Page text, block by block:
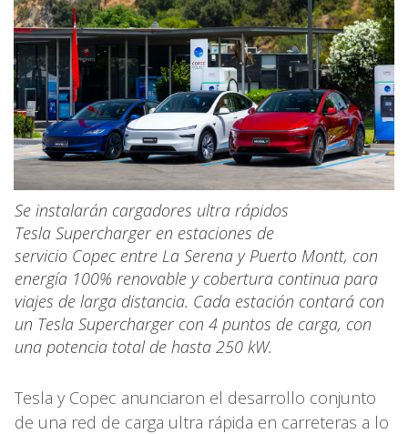
Se instalarán cargadores ultra rápidos
Tesla Supercharger en estaciones de
servicio Copec entre La Serena y Puerto Montt, con
energía 100% renovable y cobertura continua para
viajes de larga distancia. Cada estación contará con
un Tesla Supercharger con 4 puntos de carga, con
una potencia total de hasta 250 kW.
Tesla y Copec anunciaron el desarrollo conjunto
de una red de carga ultra rápida en carreteras a lo